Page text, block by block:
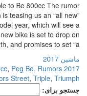
to Be 800cc The rumor
is teasing us an “all new”
year, which will see a
new bike is set to drop on
and promises to set “a […]
ماشین 2017
2017 800cc
,Peg Be,Rumors
Street,Triple,Triumph
جستجو برای: